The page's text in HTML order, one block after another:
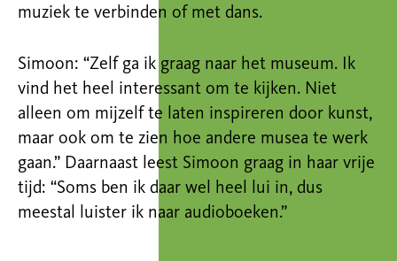
muziek te verbinden of met dans.
Simoon: “Zelf ga ik graag naar het museum. Ik
vind het heel interessant om te kijken. Niet
alleen om mijzelf te laten inspireren door kunst,
maar ook om te zien hoe andere musea te werk
gaan.” Daarnaast leest Simoon graag in haar vrije
tijd: “Soms ben ik daar wel heel lui in, dus
meestal luister ik naar audioboeken.”